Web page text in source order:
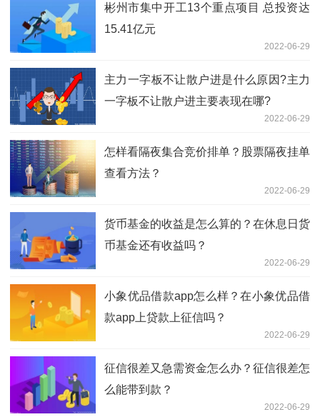
彬州市集中开工13个重点项目 总投资达
15.41亿元
2022-06-29
主力一字板不让散户进是什么原因?主力
一字板不让散户进主要表现在哪?
2022-06-29
怎样看隔夜集合竞价排单？股票隔夜挂单
查看方法？
2022-06-29
货币基金的收益是怎么算的？在休息日货
币基金还有收益吗？
2022-06-29
小象优品借款app怎么样？在小象优品借
款app上贷款上征信吗？
2022-06-29
征信很差又急需资金怎么办？征信很差怎
么能带到款？
2022-06-29